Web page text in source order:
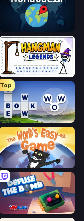
WorldGuessr Free GeoGuessr
Hangman Legends
Top
Words of Wonders
Defuse the Bomb 3D